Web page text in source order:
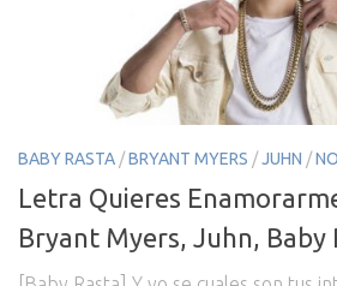
BABY RASTA /BRYANT MYERS /JUHN /
Letra Quieres
Bryant Myers, Juhn, Baby